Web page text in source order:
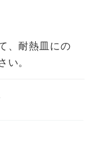
、耐熱皿にの
。